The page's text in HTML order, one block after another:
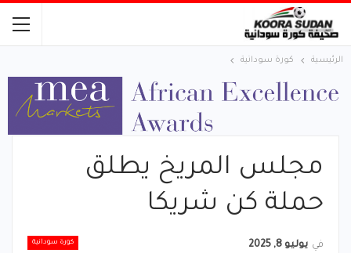
الرئيسية كورة سودانية
مجلس المريخ يطلق
حملة كن شريكا
كورة سودانية في يوليو 8, 2025